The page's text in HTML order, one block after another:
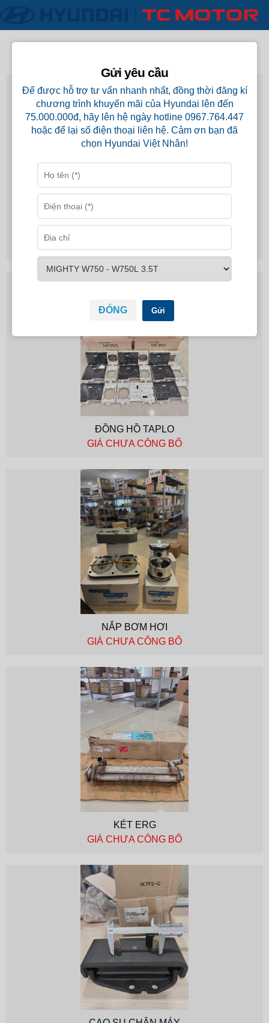
ĐỒNG HỒ TAPLO
GIÁ CHƯA CÔNG BỐ
NẮP BƠM HƠI
GIÁ CHƯA CÔNG BỐ
KÉT ERG
GIÁ CHƯA CÔNG BỐ
Gửi yêu cầu
Để được hỗ trợ tư vấn nhanh nhất, đồng thời đăng kí
chương trình khuyến mãi của Hyundai lên đến
75.000.000đ, hãy lên hệ ngày hotline 0967.764.447
hoặc để lại số điện thoại liên hệ. Cảm ơn bạn đã
chọn Hyundai Việt Nhân!
ĐÓNG Gửi